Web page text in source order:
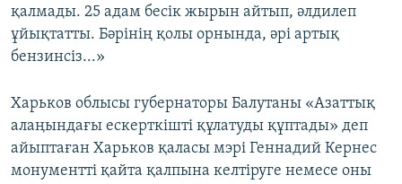
қалмады. 25 адам бесік жырын айтып, әлдилеп
ұйықтатты. Бәрінің қолы орнында, әрі артық
бензинсіз...»
Харьков облысы губернаторы Балутаны «Азаттық
алаңындағы ескерткішті құлатуды құптады» деп
айыптаған Харьков қаласы мэрі Геннадий Кернес
монументті қайта қалпына келтіруге немесе оны